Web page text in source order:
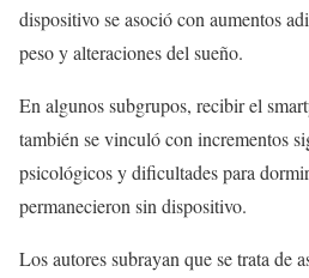
dispositivo se asoció con aumentos
peso y alteraciones del sueño.
En algunos subgrupos, recibir el
también se vinculó con incrementos
psicológicos y dificultades para
permanecieron sin dispositivo.
Los autores subrayan que se trata de